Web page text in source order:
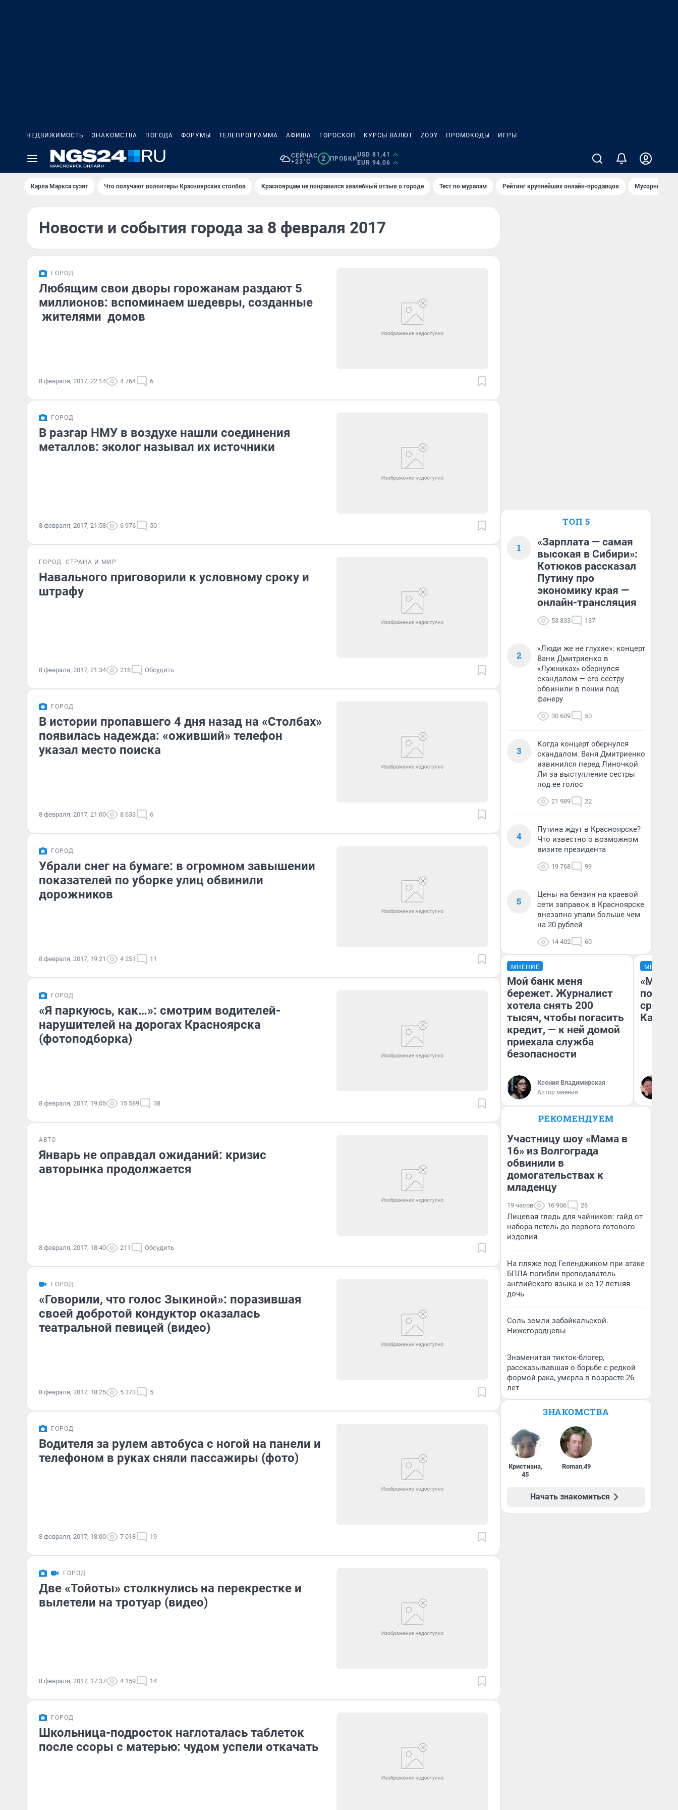
НЕДВИЖИМОСТЬ ЗНАКОМСТВА ПОГОДА ФОРУМЫ ТЕЛЕПРОГРАММА АФИША ГОРОСКОП КУРСЫ ВАЛЮТ ZODY ПРОМОКОДЫ ИГРЫ
СЕЙЧАС
+23°C
2 ПРОБКИ
USD 81,41
EUR 94,06
Карла Маркса сузят Что получают волонтеры Красноярских столбов Красноярцам не понравился хвалебный отзыв о городе Тест по мурaлaм Рейтинг крупнейших онлайн-продавцов Мусорный
Новости и события города за 8 февраля 2017
ГОРОД
Любящим свои дворы горожанам раздают 5
миллионов: вспоминаем шедевры, созданные
жителями домов
8 февраля, 2017, 22:14 4 764 6
ГОРОД
В разгар НМУ в воздухе нашли соединения
металлов: эколог называл их источники
8 февраля, 2017, 21:58 6 976 50
ГОРОД СТРАНА И МИР
Навального приговорили к условному сроку и
штрафу
8 февраля, 2017, 21:34 218 Обсудить
ГОРОД
В истории пропавшего 4 дня назад на «Столбах»
появилась надежда: «оживший» телефон
указал место поиска
8 февраля, 2017, 21:00 8 633 6
ГОРОД
Убрали снег на бумаге: в огромном завышении
показателей по уборке улиц обвинили
дорожников
8 февраля, 2017, 19:21 4 251 11
ГОРОД
«Я паркуюсь, как…»: смотрим водителей-
нарушителей на дорогах Красноярска
(фотоподборка)
8 февраля, 2017, 19:05 15 589 38
АВТО
Январь не оправдал ожиданий: кризис
авторынка продолжается
8 февраля, 2017, 18:40 211 Обсудить
ГОРОД
«Говорили, что голос Зыкиной»: поразившая
своей добротой кондуктор оказалась
театральной певицей (видео)
8 февраля, 2017, 18:25 5 373 5
ГОРОД
Водителя за рулем автобуса с ногой на панели и
телефоном в руках сняли пассажиры (фото)
8 февраля, 2017, 18:00 7 018 19
ГОРОД
Две «Тойоты» столкнулись на перекрестке и
вылетели на тротуар (видео)
8 февраля, 2017, 17:37 4 159 14
ГОРОД
Школьница-подросток наглоталась таблеток
после ссоры с матерью: чудом успели откачать
ТОП 5
1
«Зарплата — самая
высокая в Сибири»:
Котюков рассказал
Путину про
экономику края —
онлайн-трансляция
53 833 137
2
«Люди же не глухие»: концерт
Вани Дмитриенко в
«Лужниках» обернулся
скандалом — его сестру
обвинили в пении под
фанеру
30 609 50
3
Когда концерт обернулся
скандалом. Ваня Дмитриенко
извинился перед Линочкой
Ли за выступление сестры
под ее голос
21 989 22
4
Путина ждут в Красноярске?
Что известно о возможном
визите президента
19 768 99
5
Цены на бензин на краевой
сети заправок в Красноярске
внезапно упали больше чем
на 20 рублей
14 402 60
МНЕНИЕ
Мой банк меня
бережет. Журналист
хотела снять 200
тысяч, чтобы погасить
кредит, — к ней домой
приехала служба
безопасности
Ксения Владимирская
Автор мнения
МНЕНИЕ
РЕКОМЕНДУЕМ
Участницу шоу «Мама в
16» из Волгограда
обвинили в
домогательствах к
младенцу
19 часов 16 906 26
Лицевая гладь для чайников: гайд от
набора петель до первого готового
изделия
На пляже под Геленджиком при атаке
БПЛА погибли преподаватель
английского языка и ее 12-летняя
дочь
Соль земли забайкальской.
Нижегородцевы
Знаменитая тикток-блогер,
рассказывавшая о борьбе с редкой
формой рака, умерла в возрасте 26
лет
ЗНАКОМСТВА
Кристиана,
45
Roman,49
Начать знакомиться